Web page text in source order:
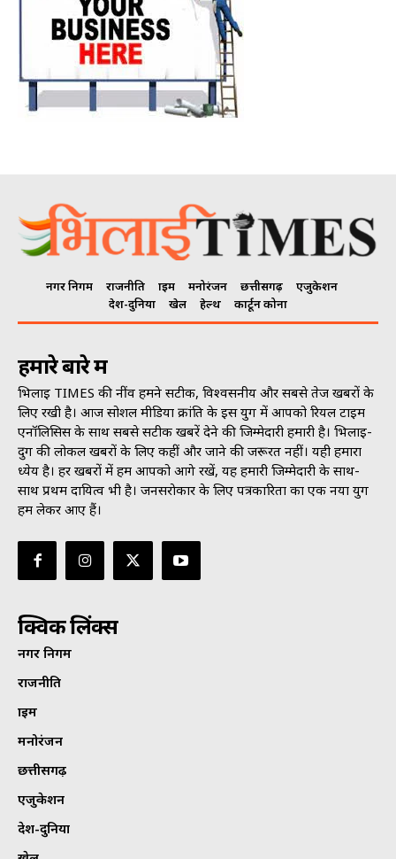
नगर निगम राजनीति क्राइम मनोरंजन छत्तीसगढ़
एजुकेशन
देश-दुनिया
खेल हेल्थ कार्टून कोना
हमारे बारे में
भिलाई TIMES की नींव हमने सटीक, विश्वसनीय और सबसे तेज खबरों के
लिए रखी है। आज सोशल मीडिया क्रांति के इस युग में आपको रियल टाइम
एनॉलिसिस के साथ सबसे सटीक खबरें देने की जिम्मेदारी हमारी है। भिलाई-
दुर्ग की लोकल खबरों के लिए कहीं और जाने की जरूरत नहीं। यही हमारा
ध्येय है। हर खबरों में हम आपको आगे रखें, यह हमारी जिम्मेदारी के साथ-
साथ प्रथम दायित्व भी है। जनसराेकार के लिए पत्रकारिता का एक नया युग
हम लेकर आए हैं।
क्विक लिंक्स
नगर निगम
राजनीति
क्राइम
मनोरंजन
छत्तीसगढ़
एजुकेशन
देश-दुनिया